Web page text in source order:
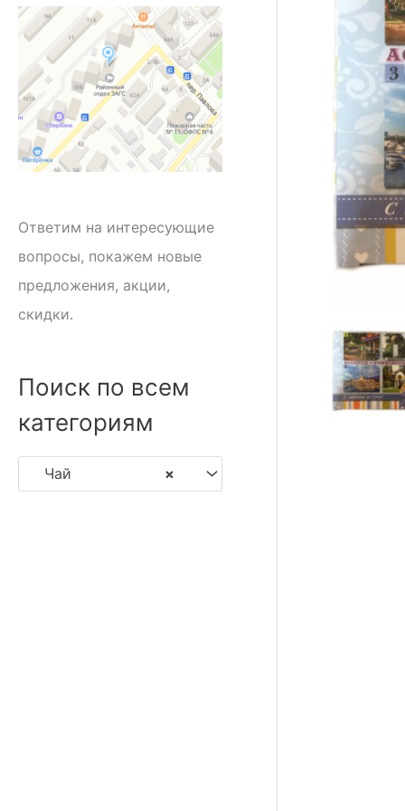
Ответим на интересующие
вопросы, покажем новые
предложения, акции,
скидки.
Поиск по всем
категориям
×
Чай